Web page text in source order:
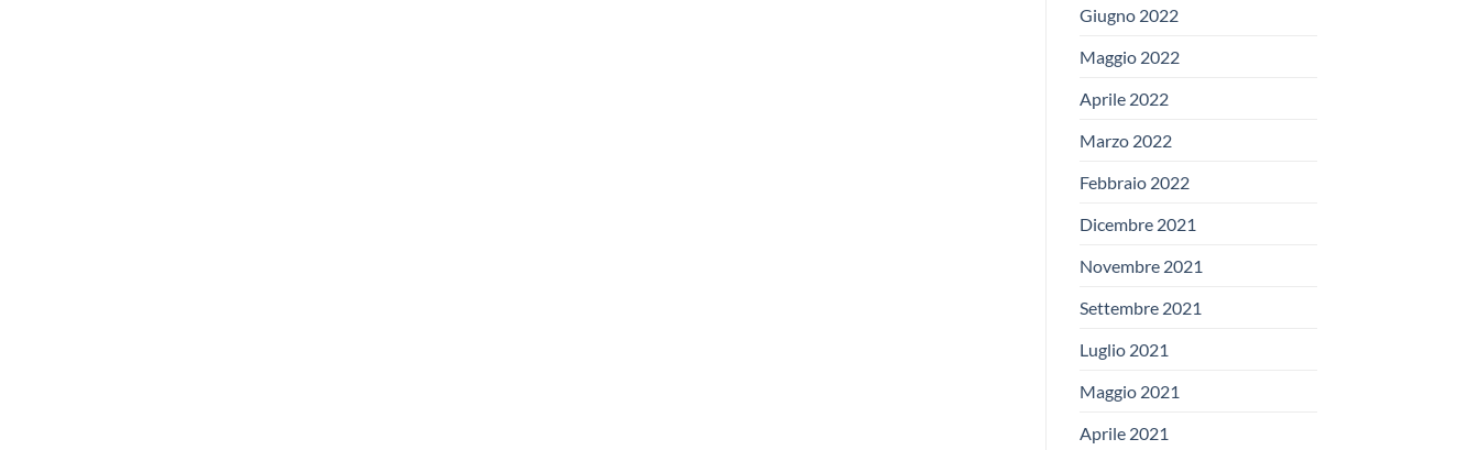
Giugno 2022
Maggio 2022
Aprile 2022
Marzo 2022
Febbraio 2022
Dicembre 2021
Novembre 2021
Settembre 2021
Luglio 2021
Maggio 2021
Aprile 2021